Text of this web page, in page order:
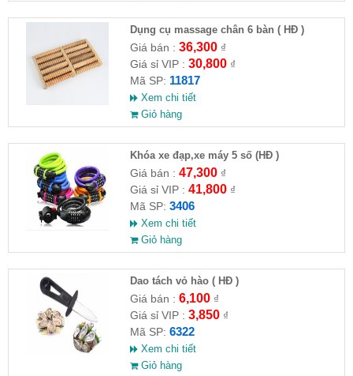
Dụng cụ massage chân 6 bàn ( HĐ )
Giá bán : 36,300₫
Giá sỉ VIP : 30,800₫
Mã SP: 11817
Xem chi tiết
Giỏ hàng
Khóa xe đạp,xe máy 5 số (HĐ )
Giá bán : 47,300₫
Giá sỉ VIP : 41,800₫
Mã SP: 3406
Xem chi tiết
Giỏ hàng
Dao tách vỏ hào ( HĐ )
Giá bán : 6,100₫
Giá sỉ VIP : 3,850₫
Mã SP: 6322
Xem chi tiết
Giỏ hàng